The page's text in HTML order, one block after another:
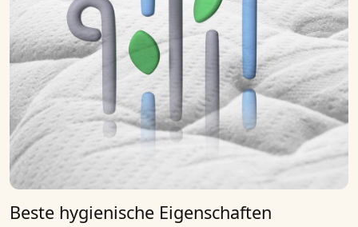
Beste hygienische Eigenschaften